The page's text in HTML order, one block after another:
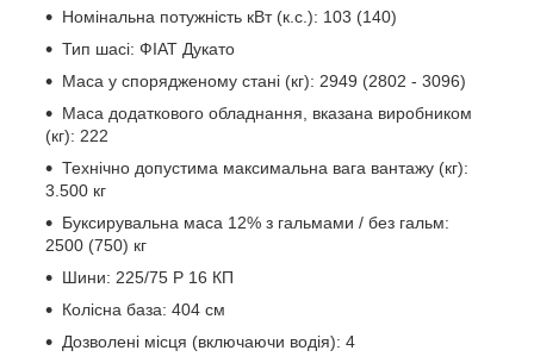
Номінальна потужність кВт (к.с.): 103 (140)
Тип шасі: ФІАТ Дукато
Маса у спорядженому стані (кг): 2949 (2802 - 3096)
Маса додаткового обладнання, вказана виробником
(кг): 222
Технічно допустима максимальна вага вантажу (кг):
3.500 кг
Буксирувальна маса 12% з гальмами / без гальм:
2500 (750) кг
Шини: 225/75 Р 16 КП
Колісна база: 404 см
Дозволені місця (включаючи водія): 4